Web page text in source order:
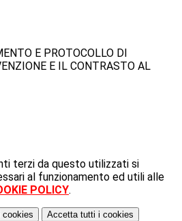
E PROTOCOLLO DI
E IL CONTRASTO AL
terzi da questo utilizzati si
al funzionamento ed utili alle
POLICY.
cookies Accetta tutti i cookies